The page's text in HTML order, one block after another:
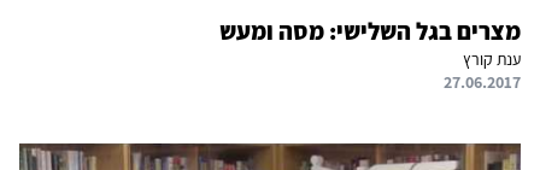
מצרים בגל השלישי: מסה ומעש
ענת קורץ
27.06.2017